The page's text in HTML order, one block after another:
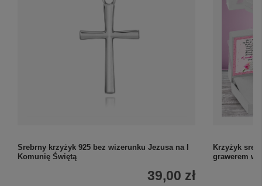
Srebrny krzyżyk 925 bez wizerunku Jezusa na I
Komunię Świętą
39,00 zł
Krzyżyk
grawerem w